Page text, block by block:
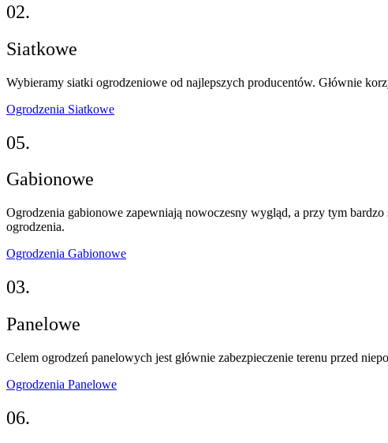
02.
Siatkowe
Wybieramy siatki ogrodzeniowe od najlepszych producentów. Głównie
Ogrodzenia Siatkowe
05.
Gabionowe
Ogrodzenia gabionowe zapewniają nowoczesny wygląd, a przy tym
ogrodzenia.
Ogrodzenia Gabionowe
03.
Panelowe
Celem ogrodzeń panelowych jest głównie zabezpieczenie terenu przed
Ogrodzenia Panelowe
06.